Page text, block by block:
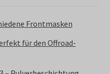
Frontmasken
für den Offroad-